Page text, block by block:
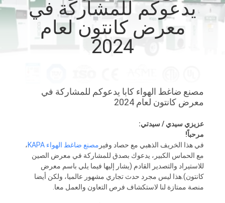
المصنع
اتصل
أخبار
خريطة
الموقع
يدعوكم للمشاركة في
معرض كانتون لعام
2024
مصنع ضاغط الهواء كابا يدعوكم للمشاركة في
معرض كانتون لعام 2024
عزيزي سيدي / سيدتي:
مرحباً!
في هذا الخريف الذهبي مع حصاد وفير مصنع ضاغط الهواء KAPA
،
مع الحماس الكبير، يدعوك بصدق للمشاركة في معرض الصين
للاستيراد والتصدير القادم (يشار إليها فيما يلي باسم معرض
كانتون).هذا ليس مجرد حدث تجاري مشهور عالميا، ولكن أيضا
منصة ممتازة لنا لاستكشاف فرص التعاون والعمل معا.